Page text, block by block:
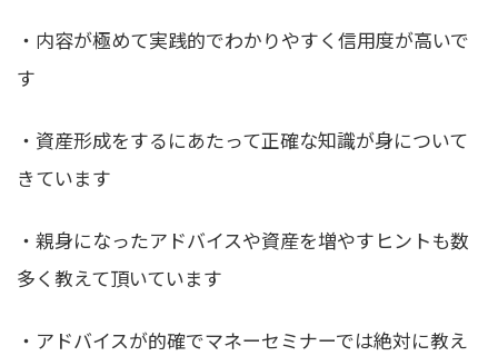
・内容が極めて実践的でわかりやすく信用度が高いで
す
・資産形成をするにあたって正確な知識が身について
きています
・親身になったアドバイスや資産を増やすヒントも数
多く教えて頂いています
・アドバイスが的確でマネーセミナーでは絶対に教え